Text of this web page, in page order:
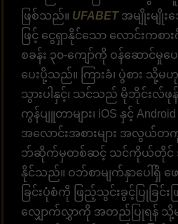
ဖြစ်သည်။ UFABETအမျိုးမျိုး
ဖြင့် ငွေရှာနိုင်သော လောင်းကစ
စခန်း ၃၀-ကျော်ကို ဝန်ဆောင်မှု
ပေးပို့သည်။ ကြားခံ၊ ပွဲစား သို့
သွားပါနှင့်၊ သင်သည် မိုဘိုင်းလ်ဖု
ကွန်ပျူတာများ၊ iOS နှင့်
အလောင်းအစားများ အလွယ်တ
ဘ်ဆိုက်မှတစ်ဆင့် သင်ကိုယ်တိုင်
နိုင်သည်။ ဝဘ်စာမျက်နှာပေါ်ရှိ
ခြင်းပုံစံကို ဖြည့်သွင်းခွင့်ပြုခြင်း
လျှောက်လွှာကို အတည်ပြုရန်